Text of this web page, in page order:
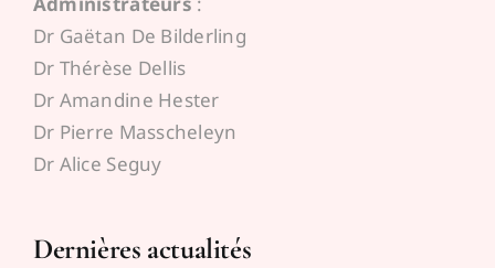
Espace médecins
Dr Gaëtan De Bilderling
Dr Thérèse Dellis
Dr Amandine Hester
Dr Pierre Masscheleyn
Dr Alice Seguy
Dernières actualités